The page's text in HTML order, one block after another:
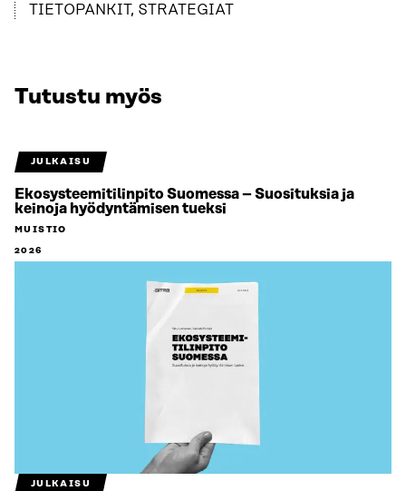
TIETOPANKIT, STRATEGIAT
Tutustu myös
JULKAISU
Ekosysteemitilinpito Suomessa – Suosituksia ja
keinoja hyödyntämisen tueksi
MUISTIO
2026
JULKAISU